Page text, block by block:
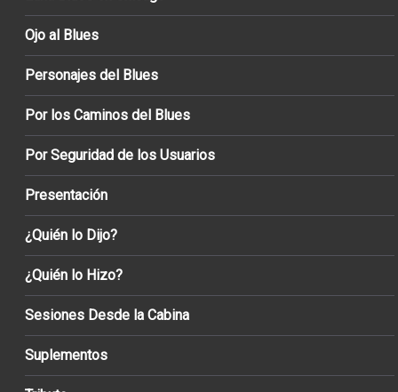
Ojo al Blues
Personajes del Blues
Por los Caminos del Blues
Por Seguridad de los Usuarios
Presentación
¿Quién lo Dijo?
¿Quién lo Hizo?
Sesiones Desde la Cabina
Suplementos